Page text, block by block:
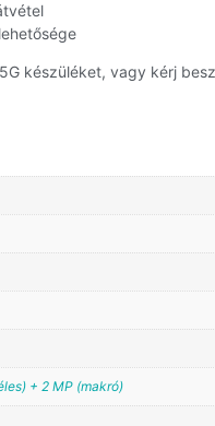
készüléket, vagy kérj
+ 2 MP (makró)